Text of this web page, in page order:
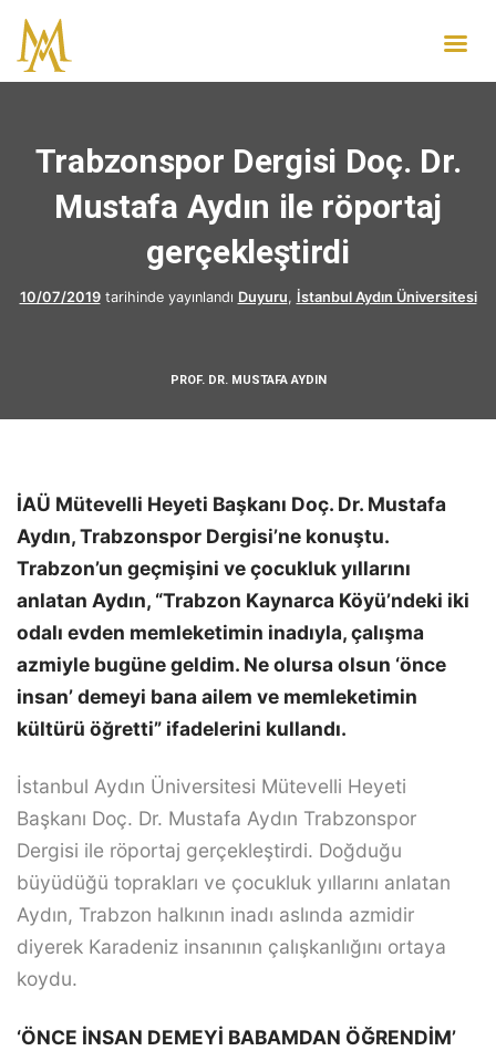
Trabzonspor Dergisi Doç. Dr.
Mustafa Aydın ile röportaj
gerçekleştirdi
10/07/2019tarihinde yayınlandı Duyuru, İstanbul Aydın Üniversitesi
PROF. DR. MUSTAFA AYDIN
İAÜ Mütevelli Heyeti Başkanı Doç. Dr. Mustafa
Aydın, Trabzonspor Dergisi’ne konuştu.
Trabzon’un geçmişini ve çocukluk yıllarını
anlatan Aydın, “Trabzon Kaynarca Köyü’ndeki iki
odalı evden memleketimin inadıyla, çalışma
azmiyle bugüne geldim. Ne olursa olsun ‘önce
insan’ demeyi bana ailem ve memleketimin
kültürü öğretti” ifadelerini kullandı.
İstanbul Aydın Üniversitesi Mütevelli Heyeti
Başkanı Doç. Dr. Mustafa Aydın Trabzonspor
Dergisi ile röportaj gerçekleştirdi. Doğduğu
büyüdüğü toprakları ve çocukluk yıllarını anlatan
Aydın, Trabzon halkının inadı aslında azmidir
diyerek Karadeniz insanının çalışkanlığını ortaya
koydu.
‘ÖNCE İNSAN DEMEYİ BABAMDAN ÖĞRENDİM’